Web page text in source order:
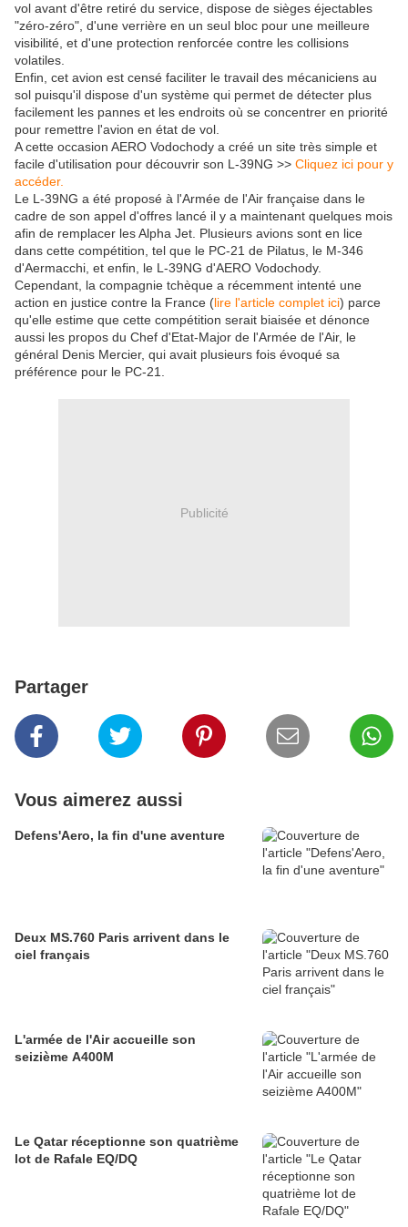
vol avant d'être retiré du service, dispose de sièges éjectables
"zéro-zéro", d'une verrière en un seul bloc pour une meilleure
visibilité, et d'une protection renforcée contre les collisions
volatiles.
Enfin, cet avion est censé faciliter le travail des mécaniciens au
sol puisqu'il dispose d'un système qui permet de détecter plus
facilement les pannes et les endroits où se concentrer en priorité
pour remettre l'avion en état de vol.
A cette occasion AERO Vodochody a créé un site très simple et
facile d'utilisation pour découvrir son L-39NG >> Cliquez ici pour y
accéder.
Le L-39NG a été proposé à l'Armée de l'Air française dans le
cadre de son appel d'offres lancé il y a maintenant quelques mois
afin de remplacer les Alpha Jet. Plusieurs avions sont en lice
dans cette compétition, tel que le PC-21 de Pilatus, le M-346
d'Aermacchi, et enfin, le L-39NG d'AERO Vodochody.
Cependant, la compagnie tchèque a récemment intenté une
action en justice contre la France (lire l'article complet ici) parce
qu'elle estime que cette compétition serait biaisée et dénonce
aussi les propos du Chef d'Etat-Major de l'Armée de l'Air, le
général Denis Mercier, qui avait plusieurs fois évoqué sa
préférence pour le PC-21.
Publicité
Partager
Vous aimerez aussi
Defens'Aero, la fin d'une aventure
Deux MS.760 Paris arrivent dans le
ciel français
L'armée de l'Air accueille son
seizième A400M
Le Qatar réceptionne son quatrième
lot de Rafale EQ/DQ